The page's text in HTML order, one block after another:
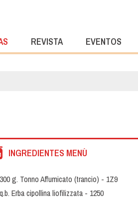
REVISTA EVENTOS
INGREDIENTES MENÙ
300 g. Tonno Affumicato (trancio) - 1Z9
q.b. Erba cipollina liofilizzata - 1250